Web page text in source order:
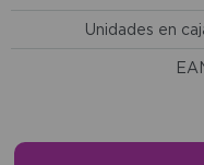
Unidades en